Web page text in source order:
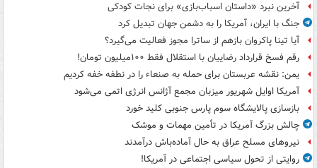
آخرین نبرد «داستان اسباب‌بازی» برای نجات کودکی
جنگ با ایران، آمریکا را به دشمن جهان تبدیل کرد
آیا تینا پاکروان بازهم از ساترا مجوز فعالیت می‌گیرد؟
رقم فسخ قرارداد رضاییان با استقلال فقط ۱۰۰میلیون تومان!
یمن: نقشه عربستان برای حمله به صنعاء را در نطفه خفه کردیم
آمریکا اوایل شهریور میزبان مجمع آژانس انرژی اتمی می‌شود
بازسازی پالایشگاه سوم پارس جنوبی کلید خورد
چالش بزرگ آمریکا در تأمین مهمات و موشک
نیروهای مسلح عراق به حال آماده‌باش درآمدند
روایتی از تحول سیاسی اجتماعی در آمریکا!